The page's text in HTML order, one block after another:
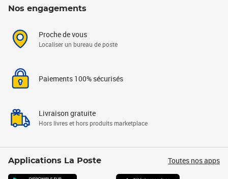
Nos engagements
Proche de vous
Localiser un bureau de poste
Paiements 100% sécurisés
Livraison gratuite
Hors livres et hors produits marketplace
Applications La Poste Toutes nos apps